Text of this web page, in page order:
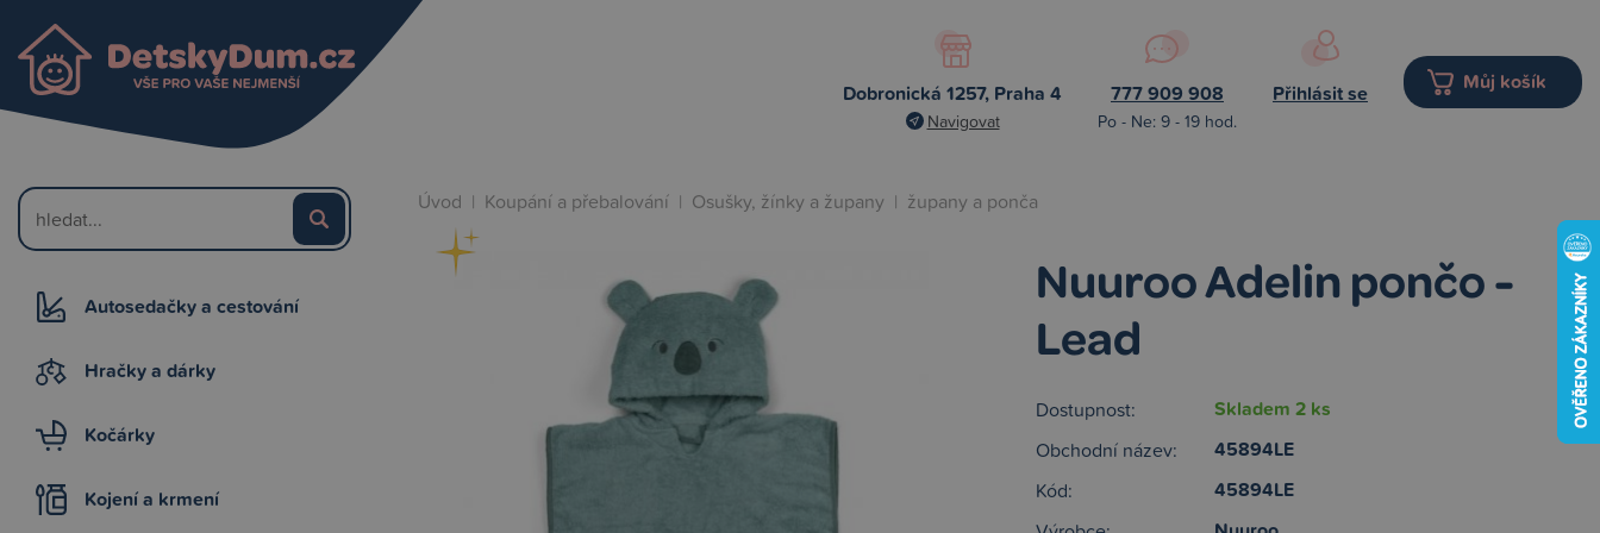
Dobronická 1257, Praha 4
Navigovat
777 909 908
Po - Ne: 9 - 19 hod.
Přihlásit se Můj košík
Autosedačky a cestování
Hračky a dárky
Kočárky
Kojení a krmení
Úvod | Koupání a přebalování | Osušky, žínky a župany | župany a ponča
Nuuroo Adelin pončo -
Lead
Dostupnost: Skladem 2 ks
Obchodní název: 45894LE
Kód: 45894LE